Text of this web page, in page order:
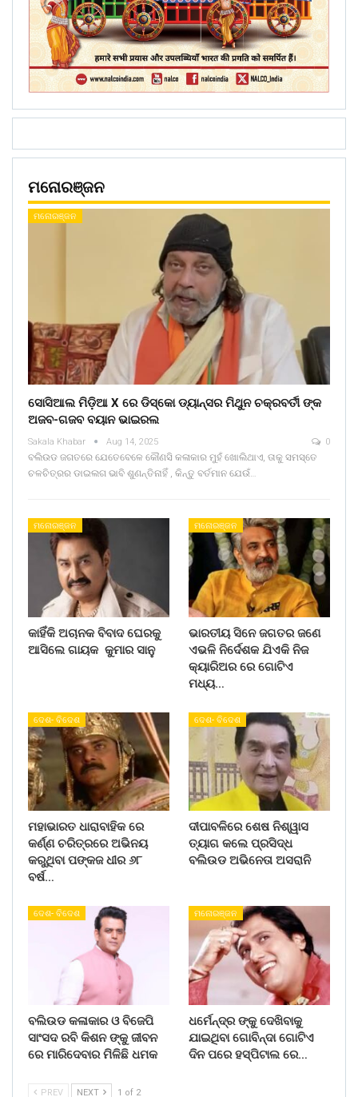
ମନୋରଞ୍ଜନ
ମନୋରଞ୍ଜନ
ସୋସିଆଲ ମିଡ଼ିଆ X ରେ ଡିସ୍କୋ ଡ୍ୟାନ୍ସର ମିଥୁନ ଚକ୍ରବର୍ତୀ ଙ୍କ
ଅଜବ-ଗଜବ ବୟାନ ଭାଇରଲ
Sakala Khabar Aug 14, 2025 0
ବଲିଉଡ ଜଗତରେ ଯେତେବେଳେ କୌଣସି କଳାକାର ମୁହଁ ଖୋଲିଥାଏ, ତାକୁ ସମସ୍ତେ
ଚଳଚିତ୍ରର ଡାଇଲଗ ଭାବି ଶୁଣନ୍ତିନାହିଁ , କିନ୍ତୁ ବର୍ତମାନ ଯେଉଁ…
ମନୋରଞ୍ଜନ
କାହିଁକି ଅଚାନକ ବିବାଦ ଘେରକୁ
ଆସିଲେ ଗାୟକ କୁମାର ସାନୁ
ମନୋରଞ୍ଜନ
ଭାରତୀୟ ସିନେ ଜଗତର ଜଣେ
ଏଭଳି ନିର୍ଦେଶକ ଯିଏକି ନିଜ
କ୍ୟାରିଅର ରେ ଗୋଟିଏ
ମଧ୍ୟ…
ଦେଶ- ବିଦେଶ
ମହାଭାରତ ଧାରାବାହିକ ରେ
କର୍ଣ୍ଣ ଚରିତ୍ରରେ ଅଭିନୟ
କରୁଥିବା ପଙ୍କଜ ଧୀର ୬୮
ବର୍ଷ…
ଦେଶ- ବିଦେଶ
ଦୀପାବଳିରେ ଶେଷ ନିଶ୍ୱାସ
ତ୍ୟାଗ କଲେ ପ୍ରସିଦ୍ଧ
ବଲିଉଡ ଅଭିନେତା ଅସରାନି
ଦେଶ- ବିଦେଶ
ବଲିଉଡ କଳାକାର ଓ ବିଜେପି
ସାଂସଦ ରବି କିଶନ ଙ୍କୁ ଜୀବନ
ରେ ମାରିଦେବାର ମିଳିଛି ଧମକ
ମନୋରଞ୍ଜନ
ଧର୍ମେନ୍ଦ୍ର ଙ୍କୁ ଦେଖିବାକୁ
ଯାଇଥିବା ଗୋବିନ୍ଦା ଗୋଟିଏ
ଦିନ ପରେ ହସ୍ପିଟାଲ ରେ…
PREV NEXT 1 of 2